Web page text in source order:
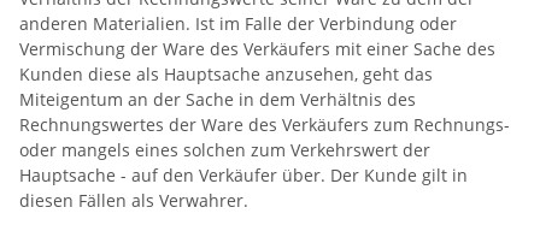
anderen Materialien. Ist im Falle der Verbindung oder
Vermischung der Ware des Verkäufers mit einer Sache des
Kunden diese als Hauptsache anzusehen, geht das
Miteigentum an der Sache in dem Verhältnis des
Rechnungswertes der Ware des Verkäufers zum Rechnungs-
oder mangels eines solchen zum Verkehrswert der
Hauptsache - auf den Verkäufer über. Der Kunde gilt in
diesen Fällen als Verwahrer.